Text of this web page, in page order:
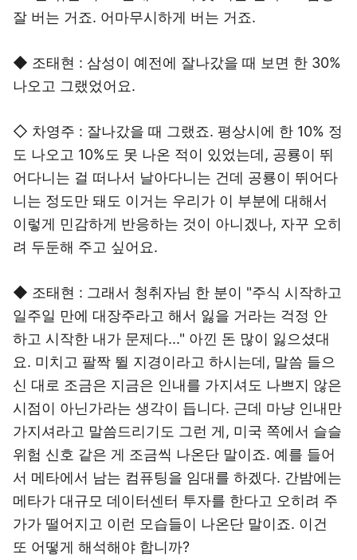
잘 버는 거죠. 어마무시하게 버는 거죠.
◆ 조태현 : 삼성이 예전에 잘나갔을 때 보면 한 30%
나오고 그랬었어요.
◇ 차영주 : 잘나갔을 때 그랬죠. 평상시에 한 10% 정
도 나오고 10%도 못 나온 적이 있었는데, 공룡이 뛰
어다니는 걸 떠나서 날아다니는 건데 공룡이 뛰어다
니는 정도만 돼도 이거는 우리가 이 부분에 대해서
이렇게 민감하게 반응하는 것이 아니겠나, 자꾸 오히
려 두둔해 주고 싶어요.
◆ 조태현 : 그래서 청취자님 한 분이 "주식 시작하고
일주일 만에 대장주라고 해서 잃을 거라는 걱정 안
하고 시작한 내가 문제다..." 아낀 돈 많이 잃으셨대
요. 미치고 팔짝 뛸 지경이라고 하시는데, 말씀 들으
신 대로 조금은 지금은 인내를 가지셔도 나쁘지 않은
시점이 아닌가라는 생각이 듭니다. 근데 마냥 인내만
가지셔라고 말씀드리기도 그런 게, 미국 쪽에서 슬슬
위험 신호 같은 게 조금씩 나온단 말이죠. 예를 들어
서 메타에서 남는 컴퓨팅을 임대를 하겠다. 간밤에는
메타가 대규모 데이터센터 투자를 한다고 오히려 주
가가 떨어지고 이런 모습들이 나온단 말이죠. 이건
또 어떻게 해석해야 합니까?